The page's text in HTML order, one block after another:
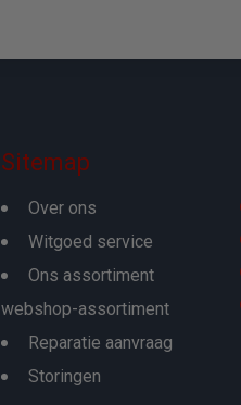
Sitemap
Over ons
Witgoed service
Ons assortiment
webshop-assortiment
Reparatie aanvraag
Storingen